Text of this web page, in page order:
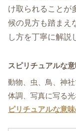
け取られることが
候の見方も踏まえ
し方を丁寧に解説
スピリチュアルな
動物、虫、鳥、神
体調、写真に写る
ピリチュアルな意